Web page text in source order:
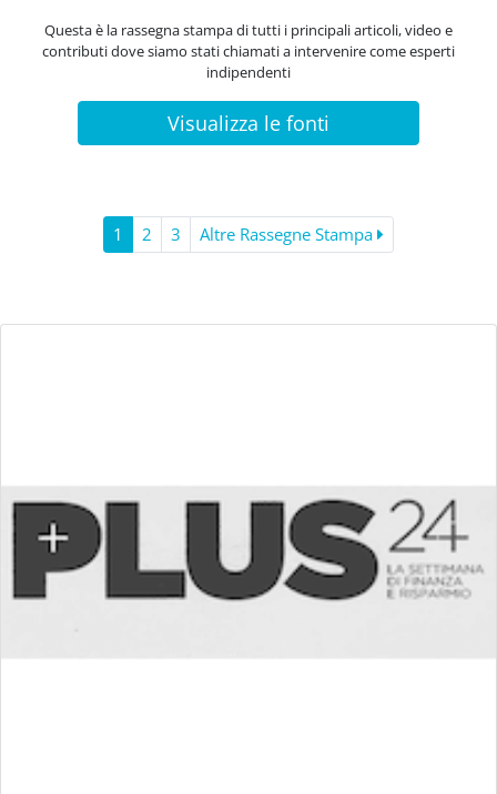
Questa è la rassegna stampa di tutti i principali articoli, video e
contributi dove siamo stati chiamati a intervenire come esperti
indipendenti
Visualizza le fonti
1 2 3 Altre Rassegne Stampa